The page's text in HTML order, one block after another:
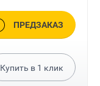
ПРЕДЗАКАЗ
Купить в 1 клик